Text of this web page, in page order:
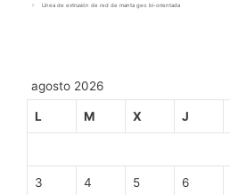
Línea de extrusión de red de manta geo bi-orientada
agosto 2026
L M X J
3 4 5 6